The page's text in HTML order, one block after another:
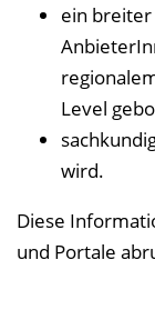
ein
Level
wird.
Diese
und Portale